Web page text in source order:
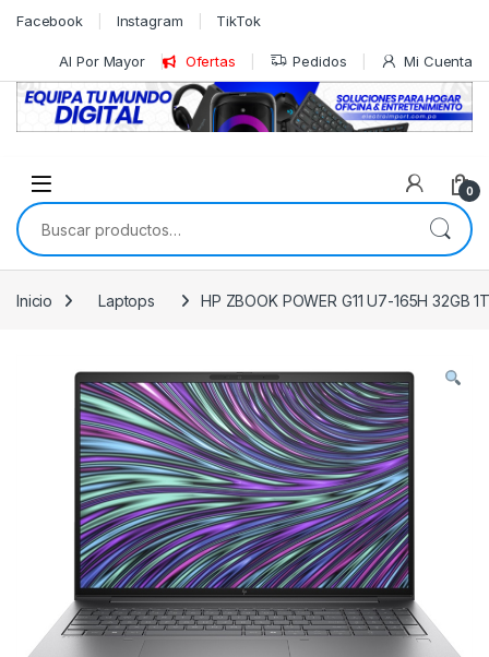
Skip to navigation
Skip to content
Facebook Instagram TikTok
Al Por Mayor Ofertas Pedidos Mi Cuenta
0
Buscar por:
Inicio Laptops HP ZBOOK POWER G11 U7-165H 32GB